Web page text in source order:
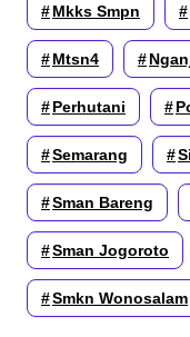
Mkks Smpn
Mtsn4
Perhutani
Semarang
Sman Bareng
Sman Jogoroto
Smkn Wonosalam